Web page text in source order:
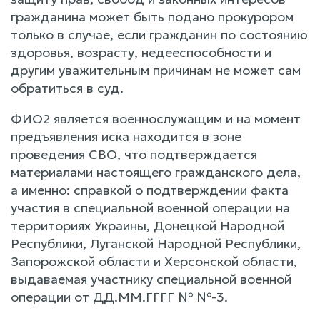
гражданина может быть подано прокурором
только в случае, если гражданин по состоянию
здоровья, возрасту, недееспособности и
другим уважительным причинам не может сам
обратиться в суд.
ФИО2 является военнослужащим и на момент
предъявления иска находится в зоне
проведения СВО, что подтверждается
материалами настоящего гражданского дела,
а именно: справкой о подтверждении факта
участия в специальной военной операции на
территориях Украины, Донецкой Народной
Республики, Луганской Народной Республики,
Запорожской области и Херсонской области,
выдаваемая участнику специальной военной
операции от ДД.ММ.ГГГГ № №-3.